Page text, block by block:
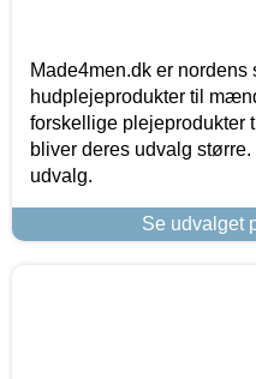
Made4men.dk er nordens
hudplejeprodukter til
forskellige plejeprodukter
bliver deres udvalg
udvalg.
Se udvalget